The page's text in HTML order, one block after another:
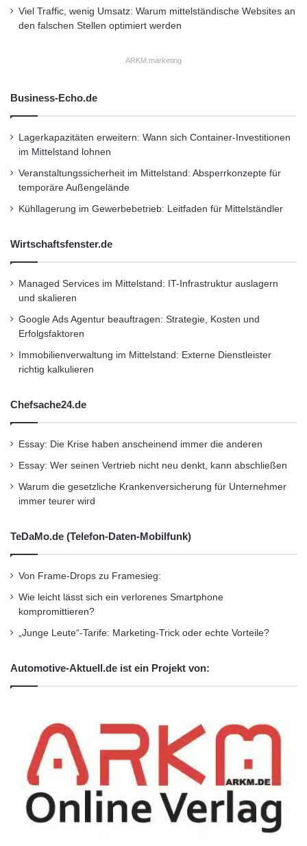
Viel Traffic, wenig Umsatz: Warum mittelständische Websites an
den falschen Stellen optimiert werden
ARKM.marketing
Business-Echo.de
Lagerkapazitäten erweitern: Wann sich Container-Investitionen
im Mittelstand lohnen
Veranstaltungssicherheit im Mittelstand: Absperrkonzepte für
temporäre Außengelände
Kühllagerung im Gewerbebetrieb: Leitfaden für Mittelständler
Wirtschaftsfenster.de
Managed Services im Mittelstand: IT-Infrastruktur auslagern
und skalieren
Google Ads Agentur beauftragen: Strategie, Kosten und
Erfolgsfaktoren
Immobilienverwaltung im Mittelstand: Externe Dienstleister
richtig kalkulieren
Chefsache24.de
Essay: Die Krise haben anscheinend immer die anderen
Essay: Wer seinen Vertrieb nicht neu denkt, kann abschließen
Warum die gesetzliche Krankenversicherung für Unternehmer
immer teurer wird
TeDaMo.de (Telefon-Daten-Mobilfunk)
Von Frame-Drops zu Framesieg:
Wie leicht lässt sich ein verlorenes Smartphone
kompromittieren?
„Junge Leute“-Tarife: Marketing-Trick oder echte Vorteile?
Automotive-Aktuell.de ist ein Projekt von: